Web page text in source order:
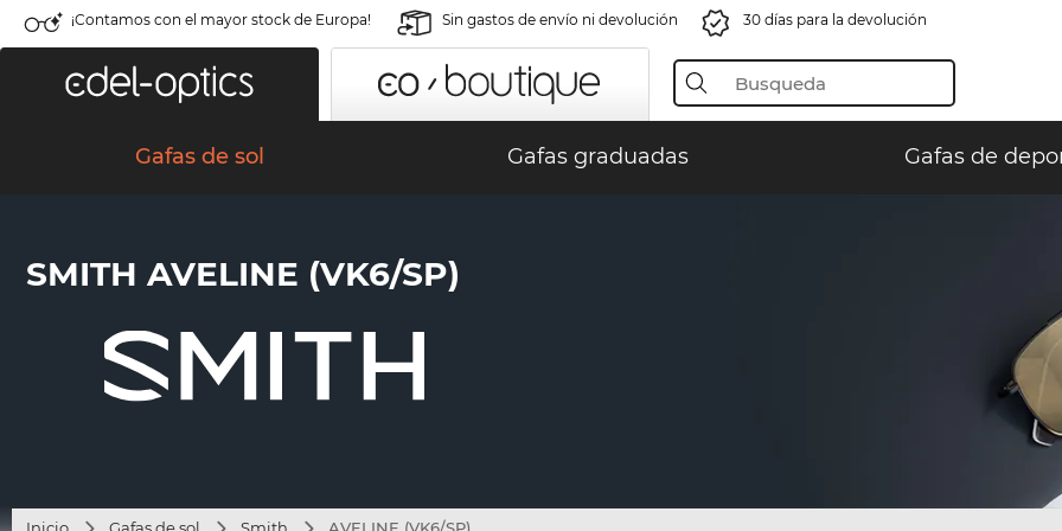
¡Contamos con el mayor stock de Europa! Sin gastos de envío ni devolución 30 días para la devolución
Gafas de sol Gafas graduadas Gafas de
SMITH AVELINE (VK6/SP)